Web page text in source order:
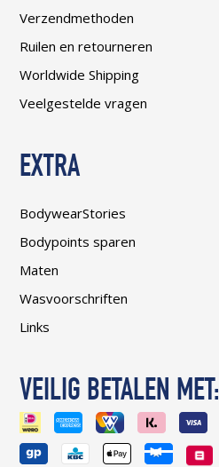
Verzendmethoden
Ruilen en retourneren
Worldwide Shipping
Veelgestelde vragen
EXTRA
BodywearStories
Bodypoints sparen
Maten
Wasvoorschriften
Links
VEILIG BETALEN MET: